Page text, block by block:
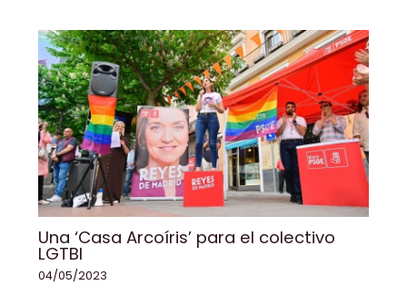
Una ‘Casa Arcoíris’ para el colectivo
LGTBI
04/05/2023